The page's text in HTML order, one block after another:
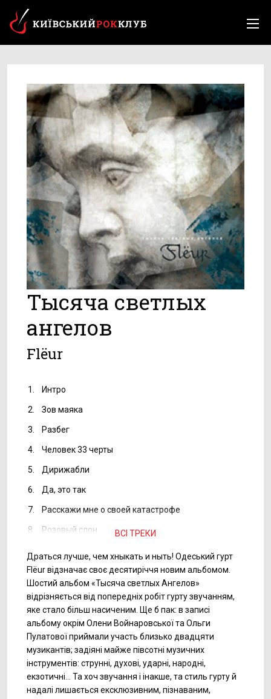
Тысяча светлых
ангелов
Flёur
1. Интро
2. Зов маяка
3. Разбег
4. Человек 33 черты
5. Дирижабли
6. Да, это так
7. Расскажи мне о своей катастрофе
8. Розовый слон ВСІ ТРЕКИ
Драться лучше, чем хныкать и ныть! Одеський гурт
Flёur відзначає своє десятиріччя новим альбомом.
Шостий альбом «Тысяча светлых Ангелов»
відрізняється від попередніх робіт гурту звучанням,
яке стало більш насиченим. Ще б пак: в записі
альбому окрім Олени Войнаровської та Ольги
Пулатової приймали участь близько двадцяти
музикантів; задіяні майже півсотні музичних
інструментів: струнні, духові, ударні, народні,
екзотичні… Та хоч звучання і інакше, та стиль гурту й
надалі лишається ексклюзивним, пізнаваним,